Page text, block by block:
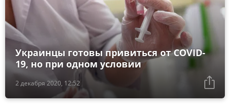
2 декабря 2020, 12:52
Украинцы готовы привиться от COVID-
19, но при одном условии